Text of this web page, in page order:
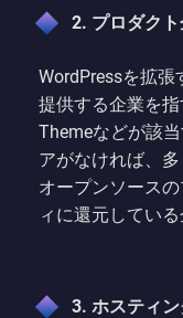
2. プロダク
WordPressを拡張
提供する企業を
Themeなどが該
アがなければ、
オープンソース
ィに還元している
3. ホスティ